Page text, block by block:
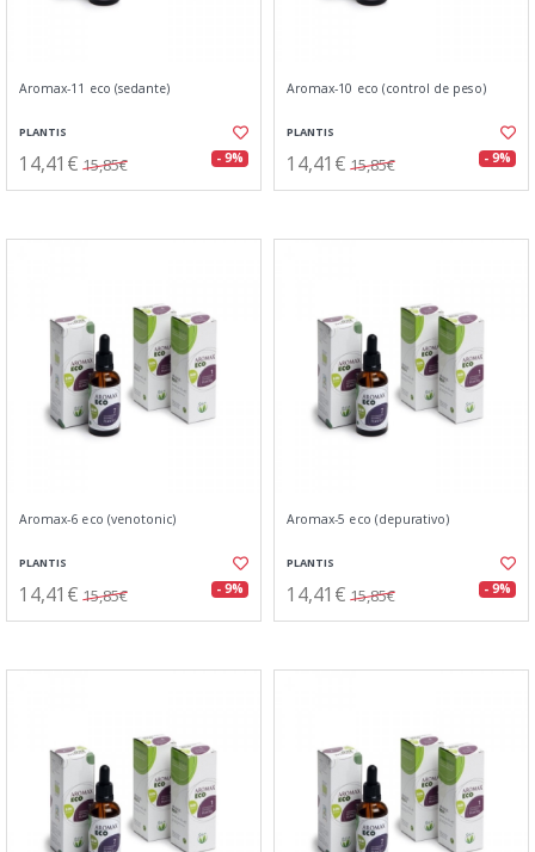
Aromax-11 eco (sedante)
PLANTIS
14,41€ 15,85€ - 9%
Aromax-10 eco (control de peso)
PLANTIS
14,41€ 15,85€ - 9%
Aromax-6 eco (venotonic)
PLANTIS
14,41€ 15,85€ - 9%
Aromax-5 eco (depurativo)
PLANTIS
14,41€ 15,85€ - 9%